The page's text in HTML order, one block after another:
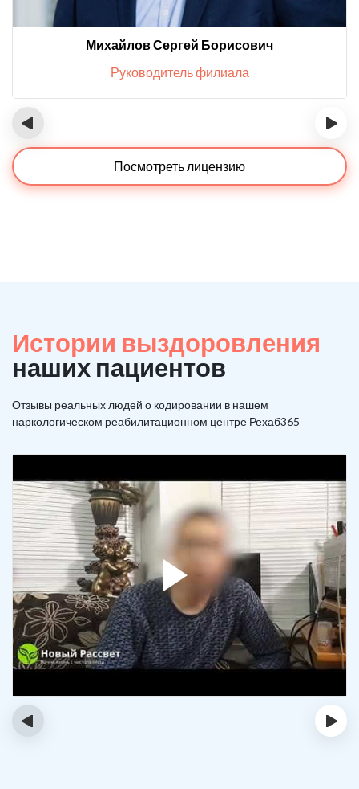
Михайлов Сергей Борисович
Руководитель филиала
‹ ›
Посмотреть лицензию
Истории выздоровления
наших пациентов
Отзывы реальных людей о кодировании в нашем
наркологическом реабилитационном центре Рехаб365
‹ ›